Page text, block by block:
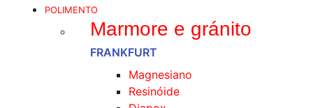
POLIMENTO
Marmore e gránito
FRANKFURT
Magnesiano
Resinóide